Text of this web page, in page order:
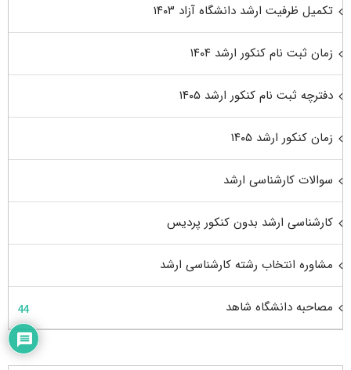
تکمیل ظرفیت ارشد دانشگاه آزاد ۱۴۰۳
زمان ثبت نام کنکور ارشد ۱۴۰۴
دفترچه ثبت نام کنکور ارشد ۱۴۰۵
زمان کنکور ارشد ۱۴۰۵
سوالات کارشناسی ارشد
کارشناسی ارشد بدون کنکور پردیس
مشاوره انتخاب رشته کارشناسی ارشد
مصاحبه دانشگاه شاهد 44